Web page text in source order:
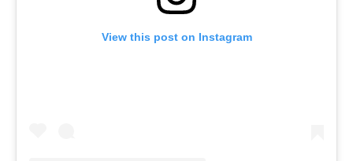
View this post on Instagram